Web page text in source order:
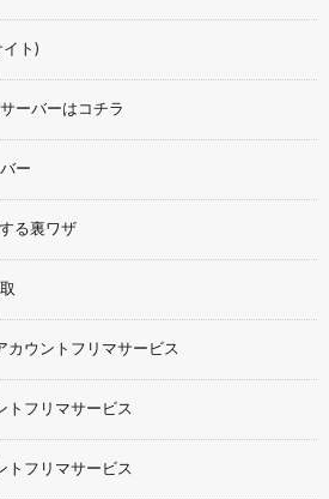
ト)
ーバーはコチラ
ー
る裏ワザ
カウントフリマサービス
トフリマサービス
トフリマサービス